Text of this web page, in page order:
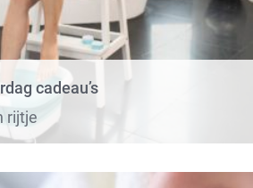
cadeau’s
rijtje